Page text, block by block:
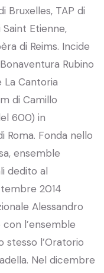
Bruxelles, TAP di
Etienne,
di Reims. Incide
Rubino
La Cantoria
di Camillo
600) in
Fonda nello
ensemble
dedito al
2014
Alessandro
l’ensemble
stesso l’Oratorio
Nel dicembre